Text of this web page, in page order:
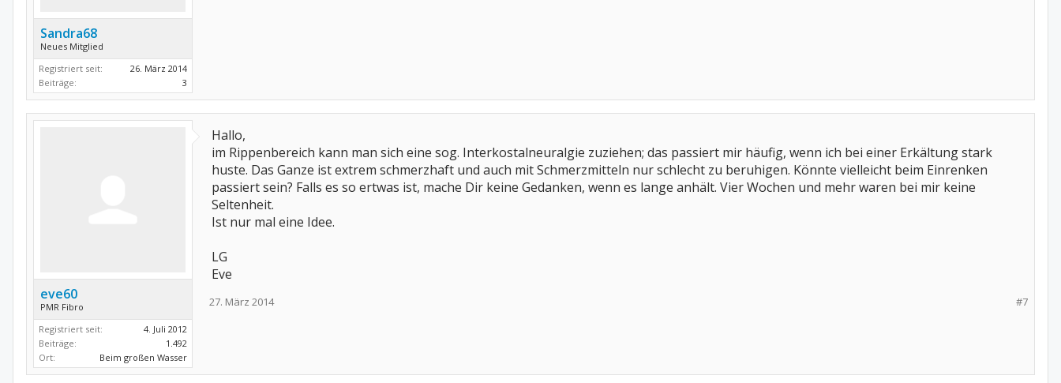
Sandra68
Neues Mitglied
Registriert seit:
26. März 2014
Beiträge:
3
eve60
PMR Fibro
Registriert seit:
4. Juli 2012
Beiträge:
1.492
Ort:
Beim großen Wasser
Hallo,
im Rippenbereich kann man sich eine sog. Interkostalneuralgie zuziehen; das passiert mir häufig, wenn ich bei einer Erkältung stark
huste. Das Ganze ist extrem schmerzhaft und auch mit Schmerzmitteln nur schlecht zu beruhigen. Könnte vielleicht beim Einrenken
passiert sein? Falls es so ertwas ist, mache Dir keine Gedanken, wenn es lange anhält. Vier Wochen und mehr waren bei mir keine
Seltenheit.
Ist nur mal eine Idee.
LG
Eve
#7
27. März 2014